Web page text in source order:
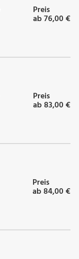
Preis
ab 76,00 €
Preis
ab 83,00 €
Preis
ab 84,00 €